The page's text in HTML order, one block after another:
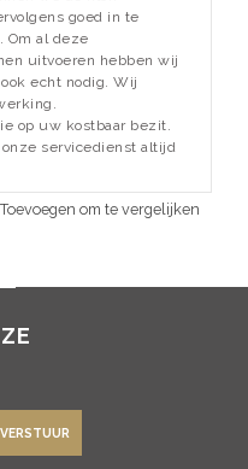
goed in te
Om al deze
uitvoeren hebben wij
echt nodig. Wij
op uw kostbaar bezit.
servicedienst altijd
Toevoegen om te vergelijken
VERSTUUR